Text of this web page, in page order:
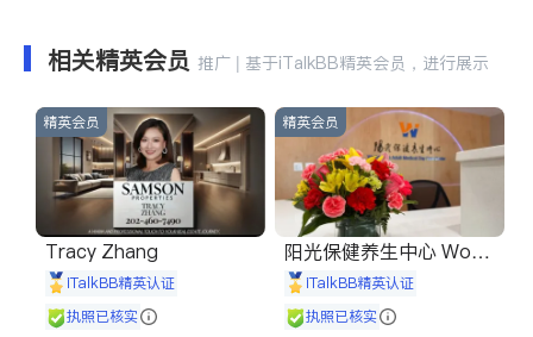
相关精英会员 推广 | 基于iTalkBB精英会员，进行展示
精英会员
Tracy Zhang
iTalkBB精英认证
执照已核实
精英会员
阳光保健养生中心 World
shine
iTalkBB精英认证
执照已核实